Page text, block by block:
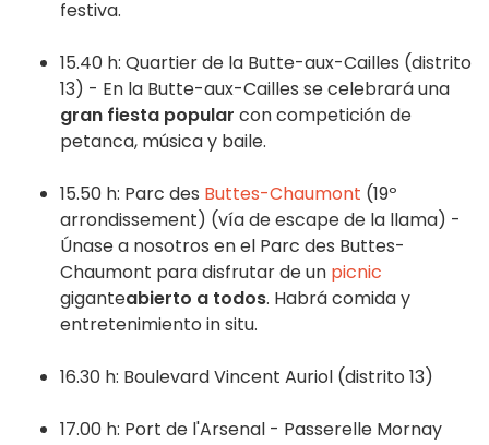
festiva.
15.40 h: Quartier de la Butte-aux-Cailles (distrito
13) - En la Butte-aux-Cailles se celebrará una
gran fiesta popular con competición de
petanca, música y baile.
15.50 h: Parc des Buttes-Chaumont (19º
arrondissement) (vía de escape de la llama) -
Únase a nosotros en el Parc des Buttes-
Chaumont para disfrutar de un picnic
giganteabierto a todos. Habrá comida y
entretenimiento in situ.
16.30 h: Boulevard Vincent Auriol (distrito 13)
17.00 h: Port de l'Arsenal - Passerelle Mornay